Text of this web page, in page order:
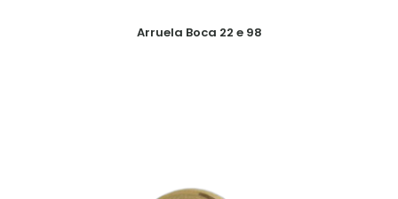
Arruela Boca 22 e 98